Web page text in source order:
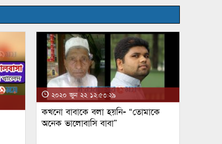
২০২০ জুন ২২ ১২:৫৩:২৯
কখনো বাবাকে বলা হয়নি- “তোমাকে
অনেক ভালোবাসি বাবা”